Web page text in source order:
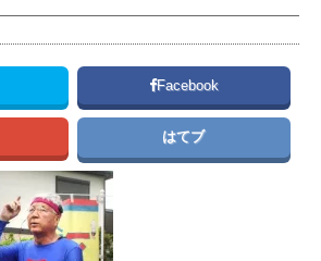
Facebook
はてブ